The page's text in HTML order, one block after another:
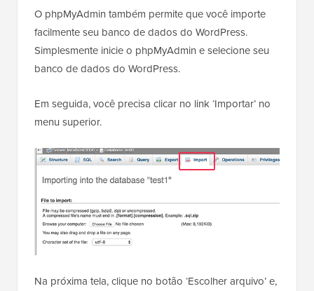
O phpMyAdmin também permite que você importe
facilmente seu banco de dados do WordPress.
Simplesmente inicie o phpMyAdmin e selecione seu
banco de dados do WordPress.
Em seguida, você precisa clicar no link ‘Importar’ no
menu superior.
Na próxima tela, clique no botão ‘Escolher arquivo’ e,